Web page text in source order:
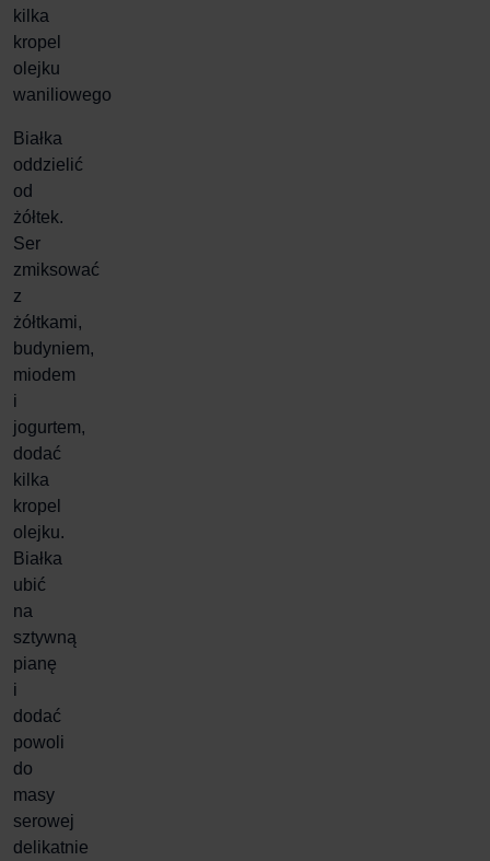
kilka
kropel
olejku
waniliowego
Białka
oddzielić
od
żółtek.
Ser
zmiksować
z
żółtkami,
budyniem,
miodem
i
jogurtem,
dodać
kilka
kropel
olejku.
Białka
ubić
na
sztywną
pianę
i
dodać
powoli
do
masy
serowej
delikatnie